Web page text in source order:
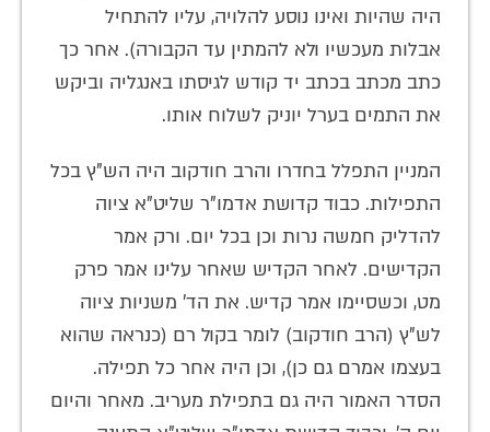
היה שהיות ואינו נוסע להלויה, עליו להתחיל
אבלות מעכשיו ולא להמתין עד הקבורה). אחר כך
כתב מכתב בכתב יד קודש לגיסתו באנגליה וביקש
את התמים בערל יוניק לשלוח אותו.
המניין התפלל בחדרו והרב חודקוב היה הש"ץ בכל
התפילות. כבוד קדושת אדמו"ר שליט"א ציוה
להדליק חמשה נרות וכן בכל יום. ורק אמר
הקדישים. לאחר הקדיש שאחר עלינו אמר פרק
מט, וכשסיימו אמר קדיש. את הד' משניות ציוה
לש"ץ (הרב חודקוב) לומר בקול רם (כנראה שהוא
בעצמו אמרם גם כן), וכן היה אחר כל תפילה.
הסדר האמור היה גם בתפילת מעריב. מאחר והיום